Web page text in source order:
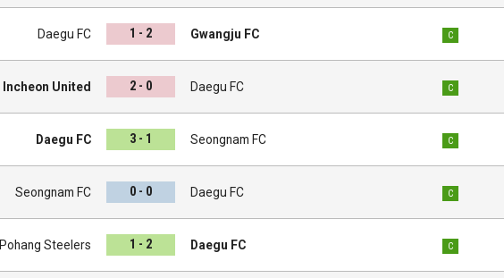
Daegu FC 1 - 2 Gwangju FC C
Incheon United 2 - 0 Daegu FC C
Daegu FC 3 - 1 Seongnam FC C
Seongnam FC 0 - 0 Daegu FC C
Pohang Steelers 1 - 2 Daegu FC C